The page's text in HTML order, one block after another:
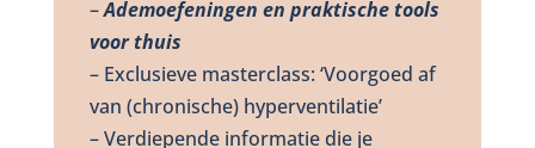
–Ademoefeningen en praktische tools
voor thuis
– Exclusieve masterclass: ‘Voorgoed af
van (chronische) hyperventilatie’
– Verdiepende informatie die je